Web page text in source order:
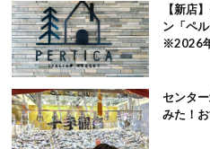
【新店
ン「ペ
※2026
センタ
みた！